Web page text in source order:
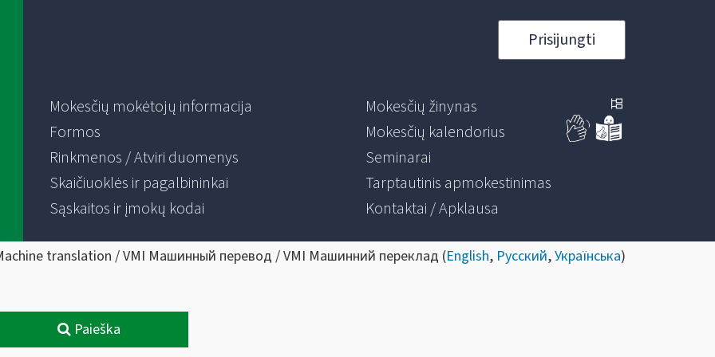
Prisijungti
Mokesčių mokėtojų informacija
Formos
Rinkmenos / Atviri duomenys
Skaičiuoklės ir pagalbininkai
Sąskaitos ir įmokų kodai
Mokesčių žinynas
Mokesčių kalendorius
Seminarai
Tarptautinis apmokestinimas
Kontaktai / Apklausa
translation / VMI Машинный перевод / VMI Машинний переклад (English, Русский,Українська)
Paieška